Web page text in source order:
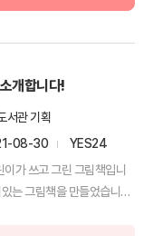
개합니다!
서관 기획
08-30
YES24
가 쓰고 그린 그림책입니
는 그림책을 만들었습니다.